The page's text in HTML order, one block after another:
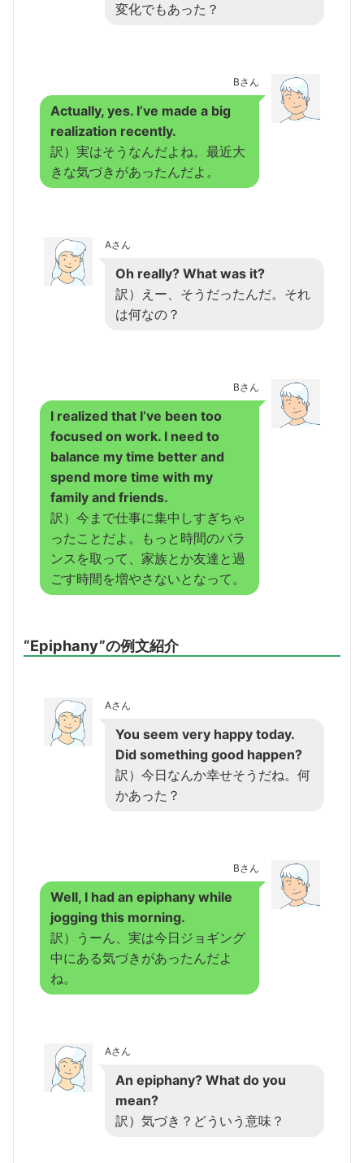
変化でもあった？
Bさん
Actually, yes. I’ve made a big
realization recently.
訳）実はそうなんだよね。最近大
きな気づきがあったんだよ。
Aさん
Oh really? What was it?
訳）えー、そうだったんだ。それ
は何なの？
Bさん
I realized that I’ve been too
focused on work. I need to
balance my time better and
spend more time with my
family and friends.
訳）今まで仕事に集中しすぎちゃ
ったことだよ。もっと時間のバラ
ンスを取って、家族とか友達と過
ごす時間を増やさないとなって。
“Epiphany”の例文紹介
Aさん
You seem very happy today.
Did something good happen?
訳）今日なんか幸せそうだね。何
かあった？
Bさん
Well, I had an epiphany while
jogging this morning.
訳）うーん、実は今日ジョギング
中にある気づきがあったんだよ
ね。
Aさん
An epiphany? What do you
mean?
訳）気づき？どういう意味？